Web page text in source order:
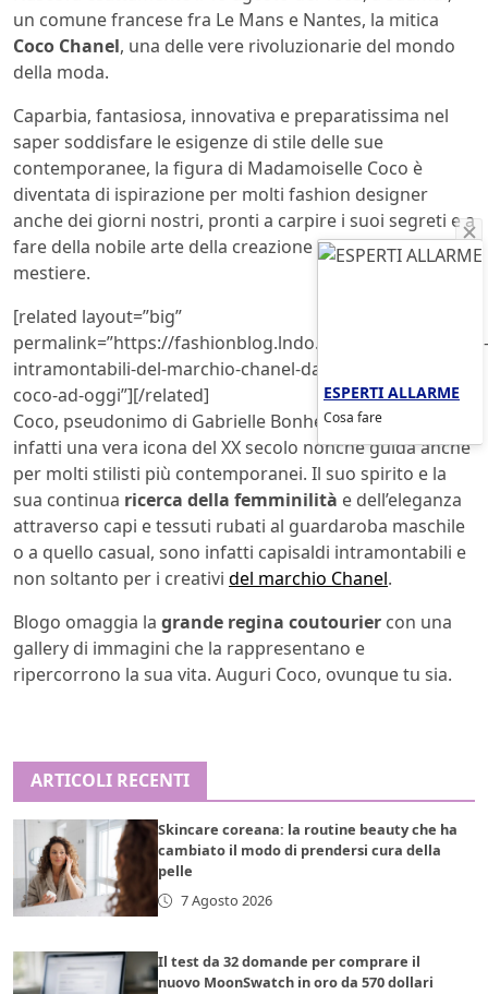
un comune francese fra Le Mans e Nantes, la mitica
Coco Chanel, una delle vere rivoluzionarie del mondo
della moda.
Caparbia, fantasiosa, innovativa e preparatissima nel
saper soddisfare le esigenze di stile delle sue
contemporanee, la figura di Madamoiselle Coco è
diventata di ispirazione per molti fashion designer
anche dei giorni nostri, pronti a carpire i suoi segreti e a
fare della nobile arte della creazione di abiti il loro
mestiere.
[related layout=”big”
permalink=”https://fashionblog.lndo.site/post/178418/gli-
intramontabili-del-marchio-chanel-da-mademoiselle-
coco-ad-oggi”][/related]
Coco, pseudonimo di Gabrielle Bonheur Chanel, è stata
infatti una vera icona del XX secolo nonché guida anche
per molti stilisti più contemporanei. Il suo spirito e la
sua continua ricerca della femminilità e dell’eleganza
attraverso capi e tessuti rubati al guardaroba maschile
o a quello casual, sono infatti capisaldi intramontabili e
non soltanto per i creativi del marchio Chanel.
Blogo omaggia la grande regina coutourier con una
gallery di immagini che la rappresentano e
ripercorrono la sua vita. Auguri Coco, ovunque tu sia.
ARTICOLI RECENTI
Skincare coreana: la routine beauty che ha
cambiato il modo di prendersi cura della
pelle
7 Agosto 2026
Il test da 32 domande per comprare il
nuovo MoonSwatch in oro da 570 dollari
ESPERTI ALLARME
Cosa fare